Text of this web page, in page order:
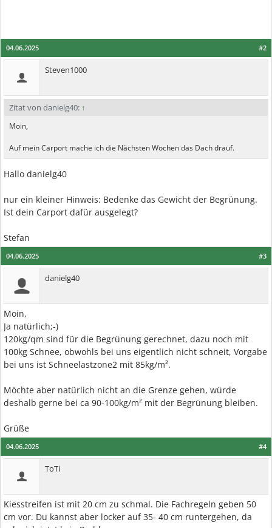
#2
04.06.2025
Steven1000
Zitat von danielg40: ↑
Moin,
Auf mein Carport mache ich die Nächsten Wochen das Dach drauf.
Hallo danielg40
nur ein kleiner Hinweis: Bedenke das Gewicht der Begrünung.
Ist dein Carport dafür ausgelegt?
Stefan
#3
04.06.2025
danielg40
Moin,
Ja natürlich;-)
120kg/qm sind für die Begrünung gerechnet, dazu noch mit
100kg Schnee, obwohls bei uns eigentlich nicht schneit, Vorgabe
bei uns ist Schneelastzone2 mit 85kg/m².
Möchte aber natürlich nicht an die Grenze gehen, würde
deshalb gerne bei ca 90-100kg/m² mit der Begrünung bleiben.
Grüße
#4
04.06.2025
ToTi
Kiesstreifen ist mit 20 cm zu schmal. Die Fachregeln geben 50
cm vor. Du kannst aber locker auf 35- 40 cm runtergehen, da